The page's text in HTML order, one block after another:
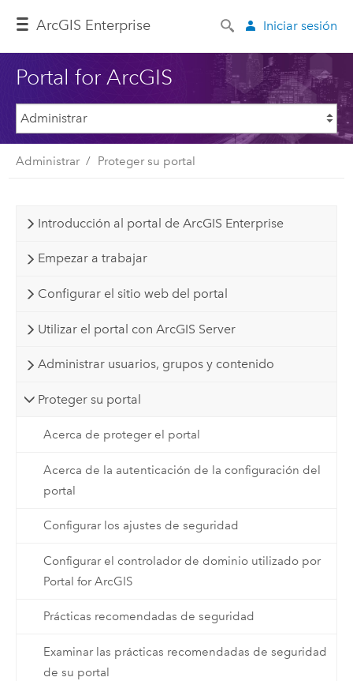
ArcGIS Enterprise Iniciar sesión
Portal for ArcGIS
Administrar Proteger su portal
Introducción al portal de ArcGIS Enterprise
Empezar a trabajar
Configurar el sitio web del portal
Utilizar el portal con ArcGIS Server
Administrar usuarios, grupos y contenido
Proteger su portal
Acerca de proteger el portal
Acerca de la autenticación de la configuración del
portal
Configurar los ajustes de seguridad
Configurar el controlador de dominio utilizado por
Portal for ArcGIS
Prácticas recomendadas de seguridad
Examinar las prácticas recomendadas de seguridad
de su portal